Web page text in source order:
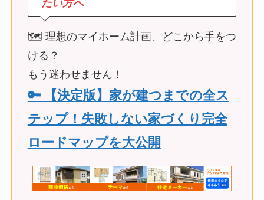
たい方へ
🗺️ 理想のマイホーム計画、どこから手をつ
ける？
もう迷わせません！
🔑 【決定版】家が建つまでの全ス
テップ！失敗しない家づくり完全
ロードマップを大公開